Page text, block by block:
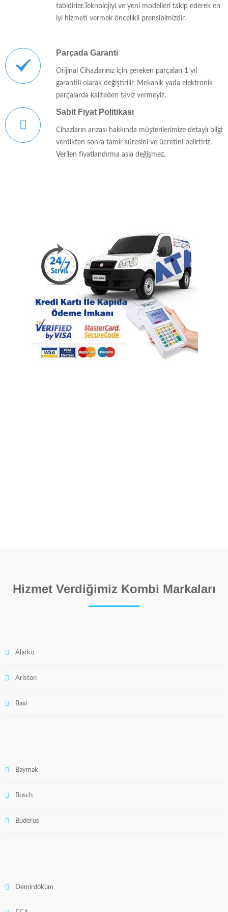
tabidirler.Teknolojiyi ve yeni modelleri takip ederek en
iyi hizmeti vermek öncelikli prensibimizdir.
Parçada Garanti
Orijinal Cihazlarınız için gereken parçaları 1 yıl
garantili olarak değiştirilir. Mekanik yada elektronik
parçalarda kaliteden taviz vermeyiz.
Sabit Fiyat Politikası
Cihazların arızası hakkında müşterilerimize detaylı bilgi
verdikten sonra tamir süresini ve ücretini belirtiriz.
Verilen fiyatlandırma asla değişmez.
Hizmet Verdiğimiz Kombi Markaları
Alarko
Ariston
Baxi
Baymak
Bosch
Buderus
Demirdöküm